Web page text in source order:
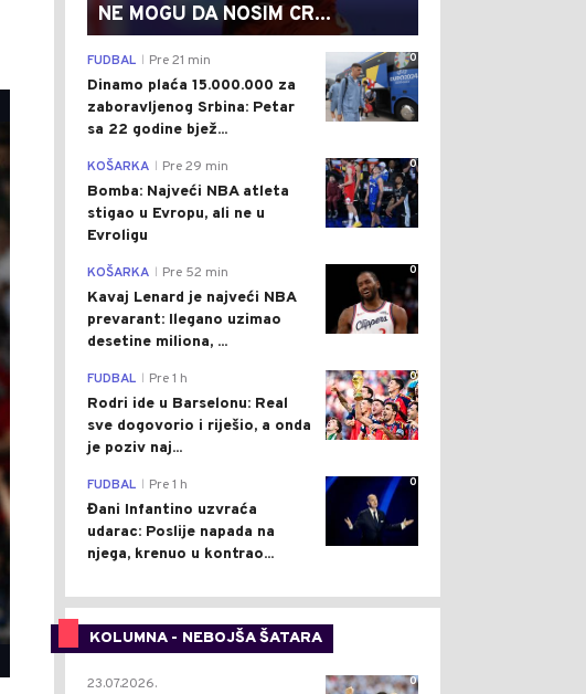
NE MOGU DA NOSIM CR...
0
FUDBAL Pre 21 min
Dinamo plaća 15.000.000 za
zaboravljenog Srbina: Petar
sa 22 godine bjež...
0
KOŠARKA Pre 29 min
Bomba: Najveći NBA atleta
stigao u Evropu, ali ne u
Evroligu
0
KOŠARKA Pre 52 min
Kavaj Lenard je najveći NBA
prevarant: Ilegano uzimao
desetine miliona, ...
0
FUDBAL Pre 1 h
Rodri ide u Barselonu: Real
sve dogovorio i riješio, a onda
je poziv naj...
0
FUDBAL Pre 1 h
Đani Infantino uzvraća
udarac: Poslije napada na
njega, krenuo u kontrao...
KOLUMNA - NEBOJŠA ŠATARA
0
23.07.2026.